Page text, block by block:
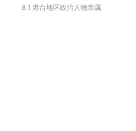
8.1 港台地区政治人物亲属